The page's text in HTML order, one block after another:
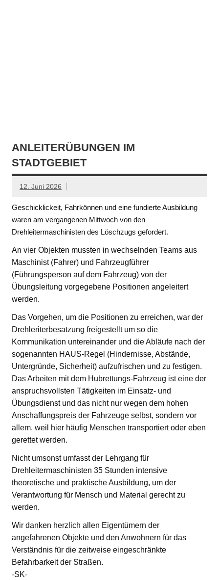
ANLEITERÜBUNGEN IM
STADTGEBIET
12. Juni 2026
Geschicklickeit, Fahrkönnen und eine fundierte Ausbildung
waren am vergangenen Mittwoch von den
Drehleitermaschinisten des Löschzugs gefordert.
An vier Objekten mussten in wechselnden Teams aus
Maschinist (Fahrer) und Fahrzeugführer
(Führungsperson auf dem Fahrzeug) von der
Übungsleitung vorgegebene Positionen angeleitert
werden.
Das Vorgehen, um die Positionen zu erreichen, war der
Drehleriterbesatzung freigestellt um so die
Kommunikation untereinander und die Abläufe nach der
sogenannten HAUS-Regel (Hindernisse, Abstände,
Untergründe, Sicherheit) aufzufrischen und zu festigen.
Das Arbeiten mit dem Hubrettungs-Fahrzeug ist eine der
anspruchsvollsten Tätigkeiten im Einsatz- und
Übungsdienst und das nicht nur wegen dem hohen
Anschaffungspreis der Fahrzeuge selbst, sondern vor
allem, weil hier häufig Menschen transportiert oder eben
gerettet werden.
Nicht umsonst umfasst der Lehrgang für
Drehleitermaschinisten 35 Stunden intensive
theoretische und praktische Ausbildung, um der
Verantwortung für Mensch und Material gerecht zu
werden.
Wir danken herzlich allen Eigentümern der
angefahrenen Objekte und den Anwohnern für das
Verständnis für die zeitweise eingeschränkte
Befahrbarkeit der Straßen.
-SK-